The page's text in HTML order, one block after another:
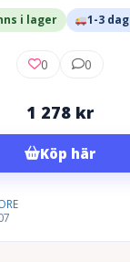
i lager 1-3
0 0
1 278 kr
Köp här